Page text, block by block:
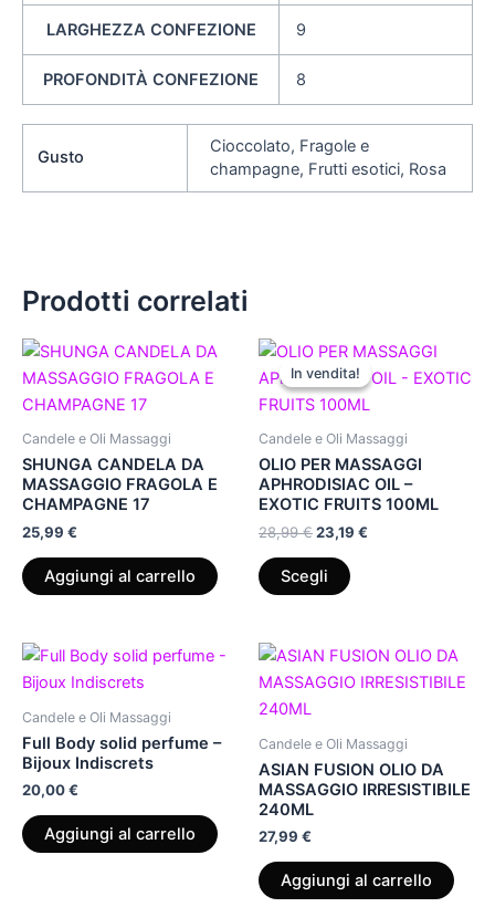
LARGHEZZA CONFEZIONE 9
PROFONDITÀ CONFEZIONE 8
Gusto
Cioccolato, Fragole e
champagne, Frutti esotici, Rosa
Prodotti correlati
Candele e Oli Massaggi
SHUNGA CANDELA DA
MASSAGGIO FRAGOLA E
CHAMPAGNE 17
25,99 €
Aggiungi al carrello
In vendita!
In vendita!
Candele e Oli Massaggi
OLIO PER MASSAGGI
APHRODISIAC OIL –
EXOTIC FRUITS 100ML
28,99€
Il
prezzo
originale
era:
23,19 €
Il
prezzo
attuale
Scegli
Questo
prodotto
ha
più
varianti.
Le
opzioni
possono
del
prodotto
Candele e Oli Massaggi
Full Body solid perfume –
Bijoux Indiscrets
20,00€
Aggiungi al carrello
Candele e Oli Massaggi
ASIAN FUSION OLIO DA
MASSAGGIO IRRESISTIBILE
240ML
27,99 €
Aggiungi al carrello